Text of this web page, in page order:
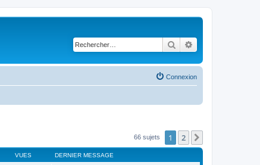
Rechercher
Connexion
66 sujets 1 2
VUES DERNIER MESSAGE